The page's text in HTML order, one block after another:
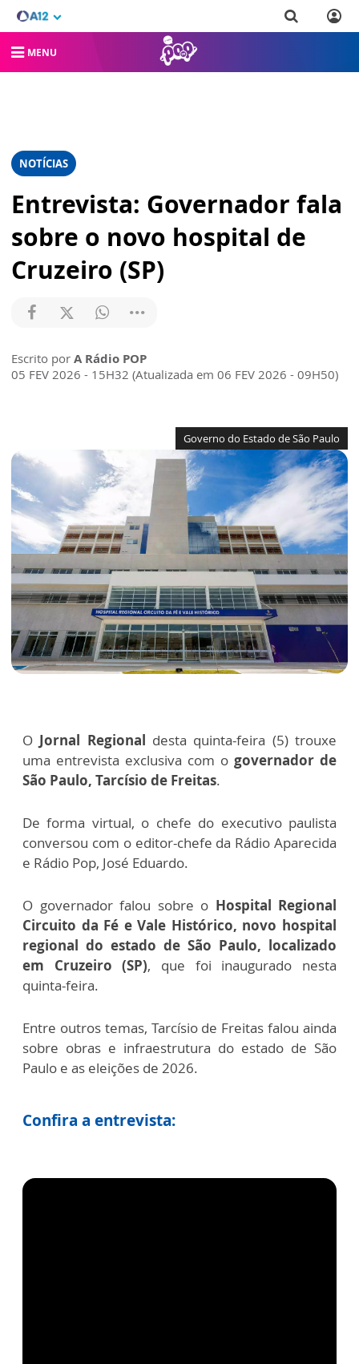
MENU
NOTÍCIAS
Entrevista: Governador fala
sobre o novo hospital de
Cruzeiro (SP)
Escrito por A Rádio POP
05 FEV 2026 - 15H32 (Atualizada em 06 FEV 2026 - 09H50)
Governo do Estado de São Paulo
O Jornal Regional desta quinta-feira (5) trouxe
uma entrevista exclusiva com o governador de
São Paulo, Tarcísio de Freitas.
De forma virtual, o chefe do executivo paulista
conversou com o editor-chefe da Rádio Aparecida
e Rádio Pop, José Eduardo.
O governador falou sobre o Hospital Regional
Circuito da Fé e Vale Histórico, novo hospital
regional do estado de São Paulo, localizado
em Cruzeiro (SP), que foi inaugurado nesta
quinta-feira.
Entre outros temas, Tarcísio de Freitas falou ainda
sobre obras e infraestrutura do estado de São
Paulo e as eleições de 2026.
Confira a entrevista: